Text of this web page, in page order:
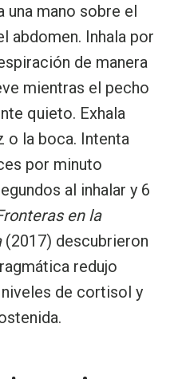
una mano sobre el
abdomen. Inhala por
de manera
mientras el pecho
quieto. Exhala
o la boca. Intenta
por minuto
al inhalar y 6
en la
(2017) descubrieron
redujo
de cortisol y